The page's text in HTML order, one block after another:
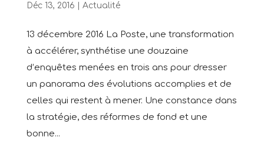
Déc 13, 2016 Actualité
13 décembre 2016 La Poste, une transformation
à accélérer, synthétise une douzaine
d’enquêtes menées en trois ans pour dresser
un panorama des évolutions accomplies et de
celles qui restent à mener. Une constance dans
la stratégie, des réformes de fond et une
bonne...